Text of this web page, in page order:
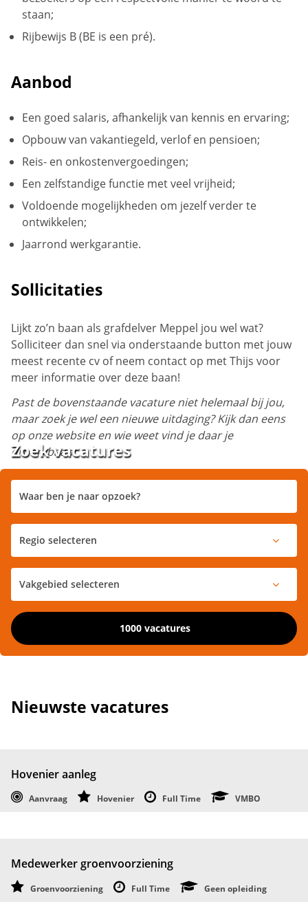
staan;
Rijbewijs B (BE is een pré).
Aanbod
Een goed salaris, afhankelijk van kennis en ervaring;
Opbouw van vakantiegeld, verlof en pensioen;
Reis- en onkostenvergoedingen;
Een zelfstandige functie met veel vrijheid;
Voldoende mogelijkheden om jezelf verder te
ontwikkelen;
Jaarrond werkgarantie.
Sollicitaties
Lijkt zo’n baan als grafdelver Meppel jou wel wat?
Solliciteer dan snel via onderstaande button met jouw
meest recente cv of neem contact op met Thijs voor
meer informatie over deze baan!
Past de bovenstaande vacature niet helemaal bij jou,
maar zoek je wel een nieuwe uitdaging? Kijk dan eens
op onze website en wie weet vind je daar je
droombaan!
Zoek vacatures
1000 vacatures
Nieuwste vacatures
Hovenier aanleg
Aanvraag Hovenier Full Time VMBO
Medewerker groenvoorziening
Groenvoorziening Full Time Geen opleiding